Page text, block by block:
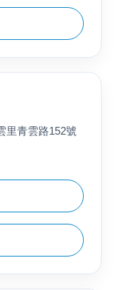
里青雲路152號